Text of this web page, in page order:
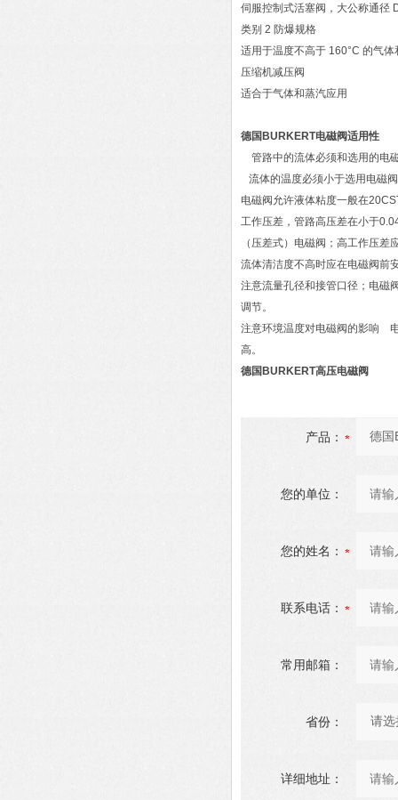
伺服控制式活塞阀，大公称通径
类别 2 防爆规格
适用于温度不高于 160°C 的气体
压缩机减压阀
适合于气体和蒸汽应用
德国BURKERT电磁阀适用性
管路中的流体必须和选用的
流体的温度必须小于选用电磁
电磁阀允许液体粘度一般在
工作压差，管路高压差在小于
（压差式）电磁阀；高工作压
流体清洁度不高时应在电磁阀
注意流量孔径和接管口径；电磁
调节。
注意环境温度对电磁阀的影响
高。
德国BURKERT高压电磁阀
产品：
您的单位：
您的姓名：
联系电话：
常用邮箱：
省份：
详细地址：